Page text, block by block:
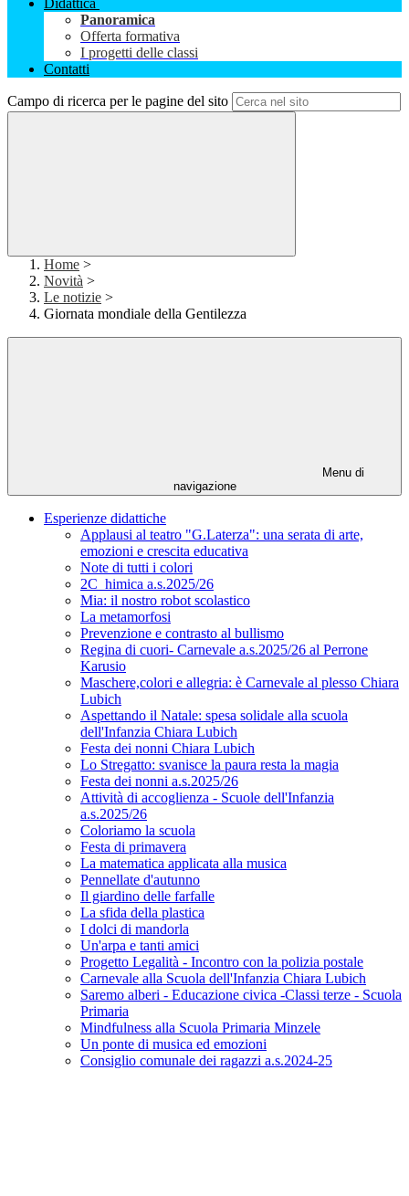
Didattica
Panoramica
Offerta formativa
I progetti delle classi
Contatti
Campo di ricerca per le pagine del sito
Home >
Novità >
Le notizie >
Giornata mondiale della Gentilezza
Menu di
navigazione
Esperienze didattiche
Applausi al teatro "G.Laterza": una serata di arte,
emozioni e crescita educativa
Note di tutti i colori
2C_himica a.s.2025/26
Mia: il nostro robot scolastico
La metamorfosi
Prevenzione e contrasto al bullismo
Regina di cuori- Carnevale a.s.2025/26 al Perrone
Karusio
Maschere,colori e allegria: è Carnevale al plesso Chiara
Lubich
Aspettando il Natale: spesa solidale alla scuola
dell'Infanzia Chiara Lubich
Festa dei nonni Chiara Lubich
Lo Stregatto: svanisce la paura resta la magia
Festa dei nonni a.s.2025/26
Attività di accoglienza - Scuole dell'Infanzia
a.s.2025/26
Coloriamo la scuola
Festa di primavera
La matematica applicata alla musica
Pennellate d'autunno
Il giardino delle farfalle
La sfida della plastica
I dolci di mandorla
Un'arpa e tanti amici
Progetto Legalità - Incontro con la polizia postale
Carnevale alla Scuola dell'Infanzia Chiara Lubich
Saremo alberi - Educazione civica -Classi terze - Scuola
Primaria
Mindfulness alla Scuola Primaria Minzele
Un ponte di musica ed emozioni
Consiglio comunale dei ragazzi a.s.2024-25